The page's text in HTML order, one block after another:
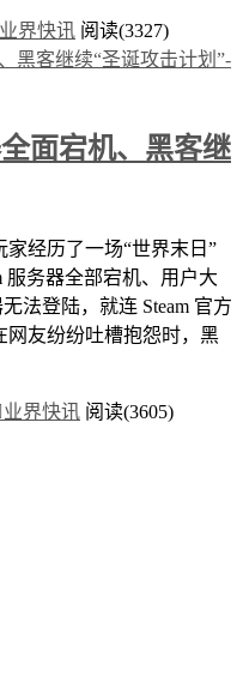
业界快讯 阅读(3327)
面宕机、黑客继
经历了一场“世界末日”
务器全部宕机、用户大
法登陆，就连 Steam 官方
网友纷纷吐槽抱怨时，黑
业界快讯 阅读(3605)